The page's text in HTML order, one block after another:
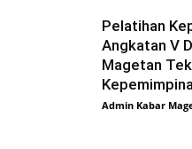
Pelatihan
Angkatan V
Magetan
Admin Kabar